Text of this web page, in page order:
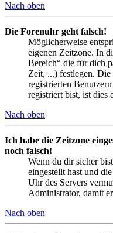
Nach oben
Die Forenuhr geht falsch!
Möglicherweise
eigenen Zeitzone. In
Bereich“ die für dich
Zeit, ...) festlegen.
registrierten
registriert bist, ist dies
Nach oben
Ich habe die Zeitzone
noch falsch!
Wenn du dir sicher
eingestellt hast und
Uhr des Servers
Administrator, damit
Nach oben